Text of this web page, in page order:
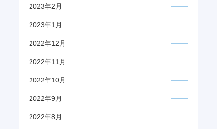
2023年2月
2023年1月
2022年12月
2022年11月
2022年10月
2022年9月
2022年8月